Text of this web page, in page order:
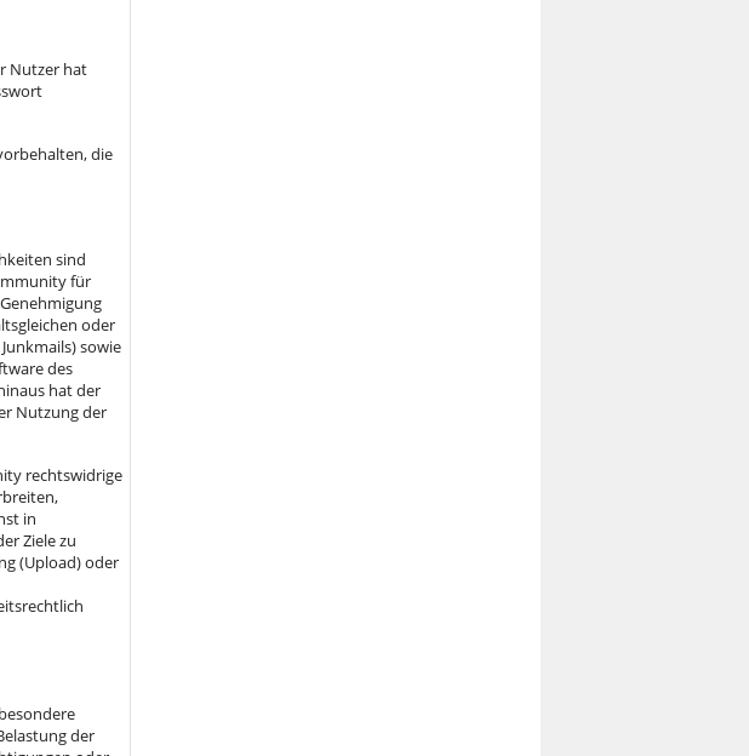
Nutzer hat
die
sind
für
oder
sowie
des
hat der
Nutzung der
rechtswidrige
in
Ziele zu
(Upload) oder
der